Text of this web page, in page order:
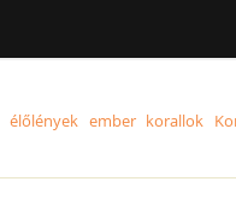
élőlények ember korallok